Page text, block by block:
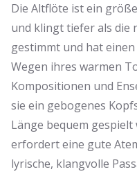
Die Altflöte ist ein
und klingt tiefer als die
gestimmt und hat
Wegen ihres warmen
Kompositionen und
sie ein gebogenes
Länge bequem
erfordert eine gute
lyrische, klangvolle